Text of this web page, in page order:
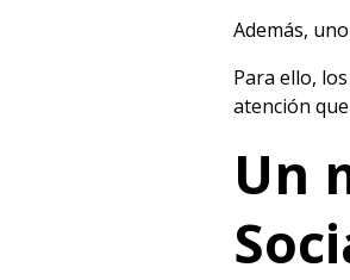
Además,
Para ello,
atención
Un